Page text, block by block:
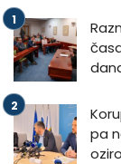
pa